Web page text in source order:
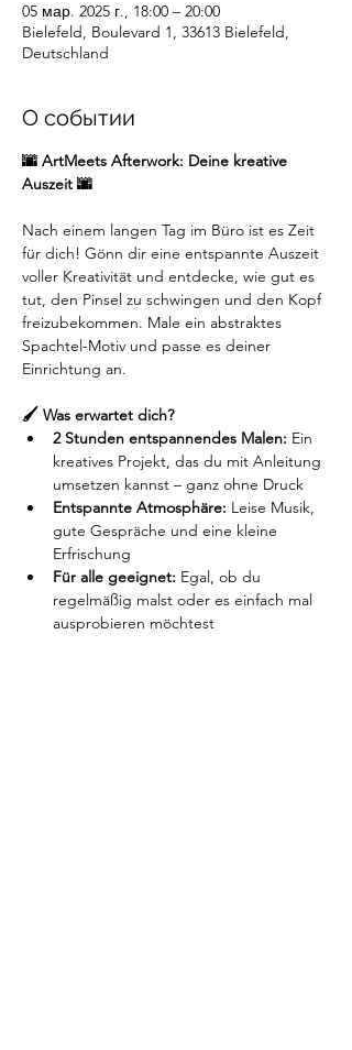
05 мар. 2025 г., 18:00 – 20:00
Bielefeld, Boulevard 1, 33613 Bielefeld,
Deutschland
О событии
🌆 ArtMeets Afterwork: Deine kreative
Auszeit 🌆
Nach einem langen Tag im Büro ist es Zeit
für dich! Gönn dir eine entspannte Auszeit
voller Kreativität und entdecke, wie gut es
tut, den Pinsel zu schwingen und den Kopf
freizubekommen. Male ein abstraktes
Spachtel-Motiv und passe es deiner
Einrichtung an.
🖌️ Was erwartet dich?
2 Stunden entspannendes Malen: Ein
kreatives Projekt, das du mit Anleitung
umsetzen kannst – ganz ohne Druck
Entspannte Atmosphäre: Leise Musik,
gute Gespräche und eine kleine
Erfrischung
Für alle geeignet: Egal, ob du
regelmäßig malst oder es einfach mal
ausprobieren möchtest